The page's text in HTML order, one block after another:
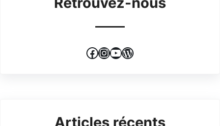
Facebook
Instagram
YouTube
WordPress
Articles récents